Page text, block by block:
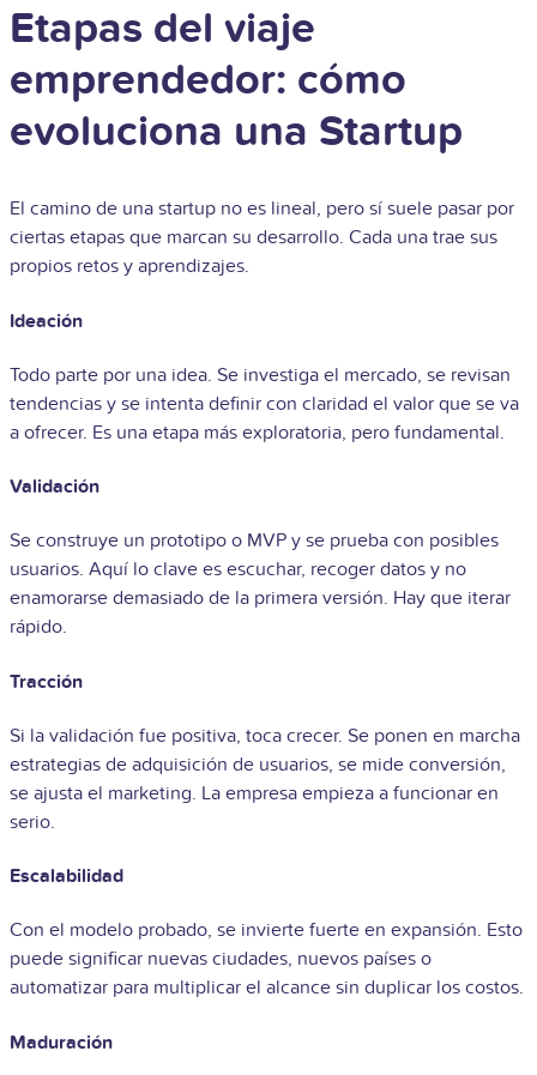
Etapas del viaje
emprendedor: cómo
evoluciona una Startup
El camino de una startup no es lineal, pero sí suele pasar por
ciertas etapas que marcan su desarrollo. Cada una trae sus
propios retos y aprendizajes.
Ideación
Todo parte por una idea. Se investiga el mercado, se revisan
tendencias y se intenta definir con claridad el valor que se va
a ofrecer. Es una etapa más exploratoria, pero fundamental.
Validación
Se construye un prototipo o MVP y se prueba con posibles
usuarios. Aquí lo clave es escuchar, recoger datos y no
enamorarse demasiado de la primera versión. Hay que iterar
rápido.
Tracción
Si la validación fue positiva, toca crecer. Se ponen en marcha
estrategias de adquisición de usuarios, se mide conversión,
se ajusta el marketing. La empresa empieza a funcionar en
serio.
Escalabilidad
Con el modelo probado, se invierte fuerte en expansión. Esto
puede significar nuevas ciudades, nuevos países o
automatizar para multiplicar el alcance sin duplicar los costos.
Maduración